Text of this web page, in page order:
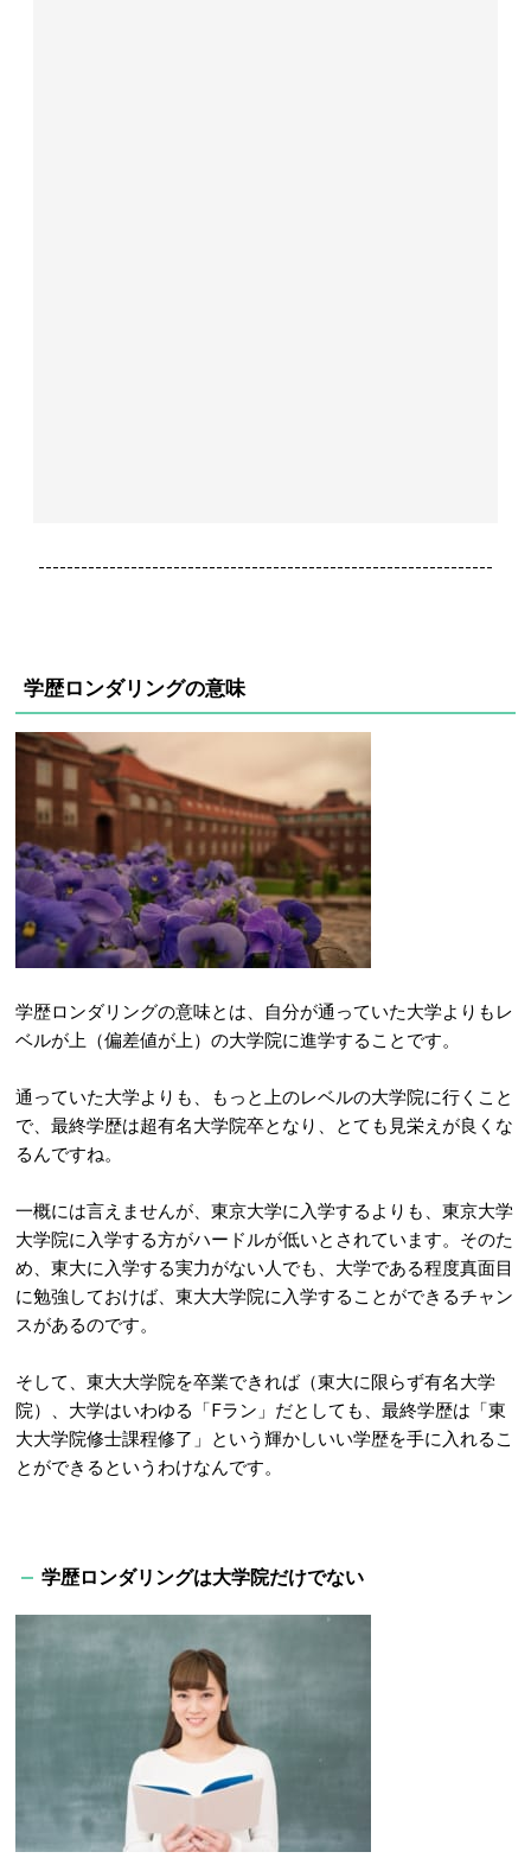
----------------------------------------------------------------
学歴ロンダリングの意味
学歴ロンダリングの意味とは、自分が通っていた大学よりもレ
ベルが上（偏差値が上）の大学院に進学することです。
通っていた大学よりも、もっと上のレベルの大学院に行くこと
で、最終学歴は超有名大学院卒となり、とても見栄えが良くな
るんですね。
一概には言えませんが、東京大学に入学するよりも、東京大学
大学院に入学する方がハードルが低いとされています。そのた
め、東大に入学する実力がない人でも、大学である程度真面目
に勉強しておけば、東大大学院に入学することができるチャン
スがあるのです。
そして、東大大学院を卒業できれば（東大に限らず有名大学
院）、大学はいわゆる「Fラン」だとしても、最終学歴は「東
大大学院修士課程修了」という輝かしいい学歴を手に入れるこ
とができるというわけなんです。
学歴ロンダリングは大学院だけでない